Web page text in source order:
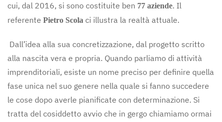
cui, dal 2016, si sono costituite ben 77 aziende. Il
referente Pietro Scola ci illustra la realtà attuale.
Dall’idea alla sua concretizzazione, dal progetto scritto
alla nascita vera e propria. Quando parliamo di attività
imprenditoriali, esiste un nome preciso per definire quella
fase unica nel suo genere nella quale si fanno succedere
le cose dopo averle pianificate con determinazione. Si
tratta del cosiddetto avvio che in gergo chiamiamo ormai